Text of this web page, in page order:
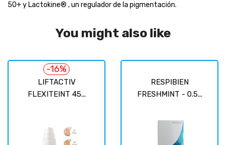
50+ y Lactokine® , un regulador de la pigmentación.
You might also like
LIFTACTIV
FLEXITEINT 45...
-16%
RESPIBIEN
FRESHMINT - 0.5...